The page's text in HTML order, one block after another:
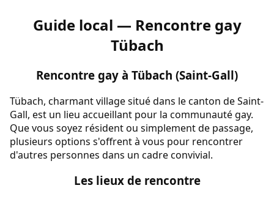
Guide local — Rencontre gay
Tübach
Rencontre gay à Tübach (Saint-Gall)
Tübach, charmant village situé dans le canton de Saint-
Gall, est un lieu accueillant pour la communauté gay.
Que vous soyez résident ou simplement de passage,
plusieurs options s'offrent à vous pour rencontrer
d'autres personnes dans un cadre convivial.
Les lieux de rencontre